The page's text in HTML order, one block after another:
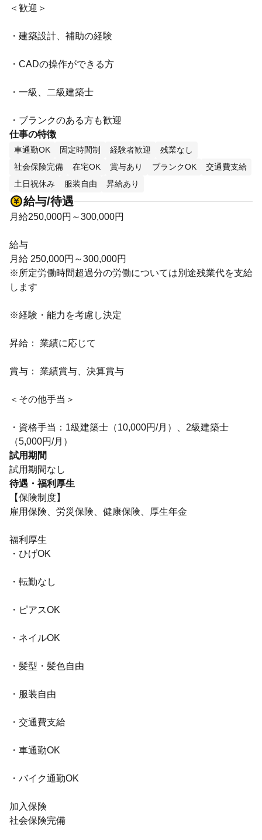
＜歓迎＞
・建築設計、補助の経験
・CADの操作ができる方
・一級、二級建築士
・ブランクのある方も歓迎
仕事の特徴
車通勤OK 固定時間制 経験者歓迎
残業なし
社会保険完備
在宅OK 賞与あり ブランクOK
交通費支給
土日祝休み
服装自由 昇給あり
給与/待遇
月給250,000円～300,000円
給与
月給 250,000円～300,000円
※所定労働時間超過分の労働については別途残業代を支給
します
※経験・能力を考慮し決定
昇給： 業績に応じて
賞与： 業績賞与、決算賞与
＜その他手当＞
・資格手当：1級建築士（10,000円/月）、2級建築士
（5,000円/月）
試用期間
試用期間なし
待遇・福利厚生
【保険制度】
雇用保険、労災保険、健康保険、厚生年金
福利厚生
・ひげOK
・転勤なし
・ピアスOK
・ネイルOK
・髪型・髪色自由
・服装自由
・交通費支給
・車通勤OK
・バイク通勤OK
加入保険
社会保険完備